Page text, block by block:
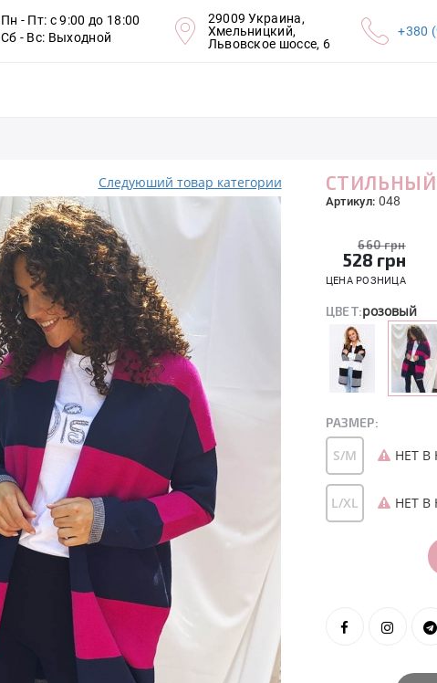
Пн - Пт: с 9:00 до 18:00
Сб - Вс: Выходной
29009 Украина,
Хмельницкий,
Львовское шоссе, 6
+380
Следуюший товар категории
Артикул: 048
660 грн
528 грн
ЦЕНА РОЗНИЦА
ЦВЕТ:розовый
РАЗМЕР:
S/M НЕТ
L/XL НЕТ